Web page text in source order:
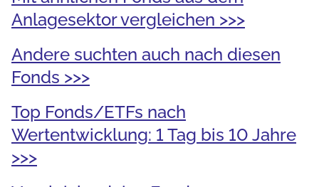
Anlagesektor vergleichen >>>
Andere suchten auch nach diesen
Fonds >>>
Top Fonds/ETFs nach
Wertentwicklung: 1 Tag bis 10 Jahre
>>>